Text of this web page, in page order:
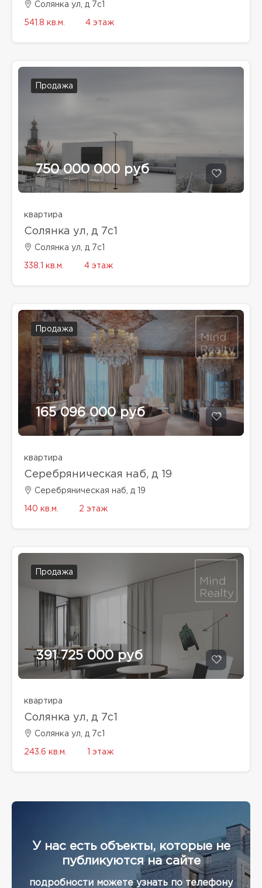
Солянка ул, д 7с1
541.8 кв.м. 4 этаж
Продажа
750 000 000 руб
квартира
Солянка ул, д 7с1
Солянка ул, д 7с1
338.1 кв.м. 4 этаж
Продажа
165 096 000 руб
квартира
Серебряническая наб, д 19
Серебряническая наб, д 19
140 кв.м. 2 этаж
Продажа
391 725 000 руб
квартира
Солянка ул, д 7с1
Солянка ул, д 7с1
243.6 кв.м. 1 этаж
У нас есть объекты, которые не
публикуются на сайте
подробности можете узнать по телефону